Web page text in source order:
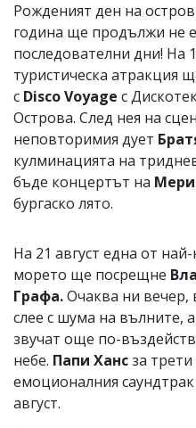
Рожденият ден на
година ще продължи не
последователни дни! На
туристическа атракция
с Disco Voyage с
Острова. След нея на
неповторимия дует
кулминацията на
бъде концертът на Мери
бургаско лято.
На 21 август една от
морето ще посрещне
Графа.Очаква ни вечер,
слее с шума на вълните,
звучат още по-
небе. Папи Хансза
емоционалния
август.